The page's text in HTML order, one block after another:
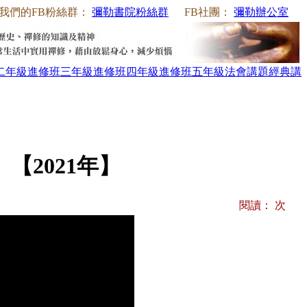
們的FB粉絲群： 彌勒書院粉絲群 FB社團： 彌勒辦公室
年級進修班三年級進修班四年級進修班五年級法會講題經典講
2021年】
閱讀： 次